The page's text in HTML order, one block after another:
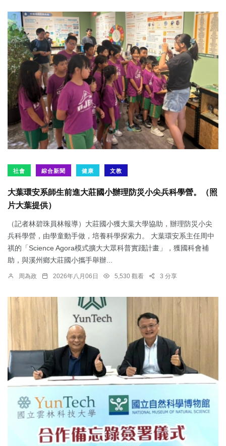
社會 綜合新聞 健康 文教
大葉環安系師生前進大莊國小辦理防災小尖兵科學營。（照
片大葉提供）
（記者林碧珠員林報導）大莊國小獲大葉大學協助，辦理防災小尖
兵科學營，由學童動手做，培養科學探索力。 大葉環安系主任周中
祺的「Science Agora模式擴大大眾科普實踐計畫」，獲國科會補
助，與溪州鄉大莊國小攜手舉辦...
周為政 2026年八月06日 5,530 觀看 3 分享